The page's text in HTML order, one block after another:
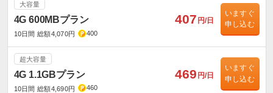
大容量
4G 600MBプラン
10日間 総額4,070円 400
407 円/日
いますぐ
申し込む
超大容量
4G 1.1GBプラン
10日間 総額4,690円 460
469 円/日
いますぐ
申し込む